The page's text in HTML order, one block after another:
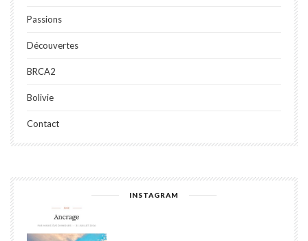
Passions
Découvertes
BRCA2
Bolivie
Contact
INSTAGRAM